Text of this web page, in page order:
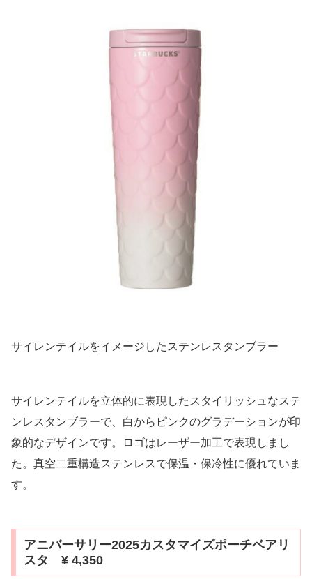
サイレンテイルをイメージしたステンレスタンブラー
サイレンテイルを立体的に表現したスタイリッシュなステ
ンレスタンブラーで、白からピンクのグラデーションが印
象的なデザインです。ロゴはレーザー加工で表現しまし
た。真空二重構造ステンレスで保温・保冷性に優れていま
す。
アニバーサリー2025カスタマイズポーチベアリ
スタ ¥ 4,350